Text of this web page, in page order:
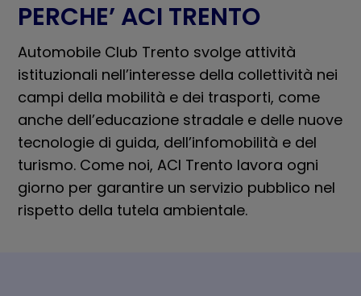
PERCHE’ ACI TRENTO
Automobile Club Trento svolge attività
istituzionali nell’interesse della collettività nei
campi della mobilità e dei trasporti, come
anche dell’educazione stradale e delle nuove
tecnologie di guida, dell’infomobilità e del
turismo. Come noi, ACI Trento lavora ogni
giorno per garantire un servizio pubblico nel
rispetto della tutela ambientale.